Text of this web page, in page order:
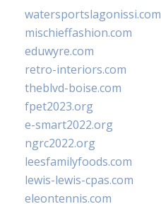
watersportslagonissi.com
mischieffashion.com
eduwyre.com
retro-interiors.com
theblvd-boise.com
fpet2023.org
e-smart2022.org
ngrc2022.org
leesfamilyfoods.com
lewis-lewis-cpas.com
eleontennis.com